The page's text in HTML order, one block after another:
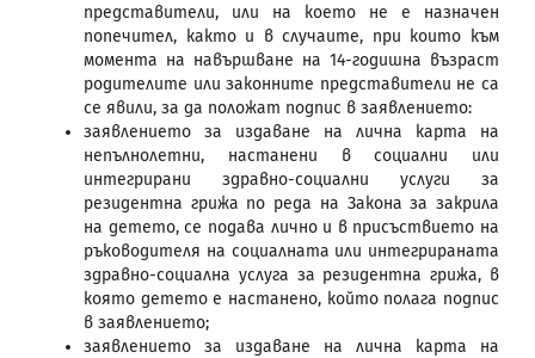
представители, или на което не е назначен
попечител, както и в случаите, при които към
момента на навършване на 14-годишна възраст
родителите или законните представители не са
се явили, за да положат подпис в заявлението:
заявлението за издаване на лична карта на
непълнолетни, настанени в социални или
интегрирани здравно-социални услуги за
резидентна грижа по реда на Закона за закрила
на детето, се подава лично и в присъствието на
ръководителя на социалната или интегрираната
здравно-социална услуга за резидентна грижа, в
която детето е настанено, който полага подпис
в заявлението;
заявлението за издаване на лична карта на